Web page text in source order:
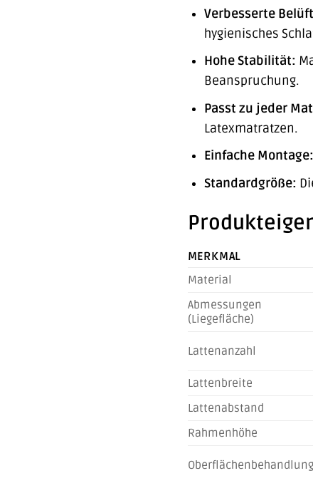
Verbesserte
hygienisches
Hohe Stabilität:
Beanspruchung.
Passt zu jeder
Latexmatratzen.
Einfache Montage:
Standardgröße:
MERKMAL
Material
Abmessungen
(Liegefläche)
Lattenanzahl
Lattenbreite
Lattenabstand
Rahmenhöhe
Oberflächenbehandlung